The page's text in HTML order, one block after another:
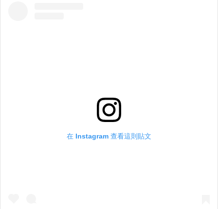
在 Instagram 查看這則貼文